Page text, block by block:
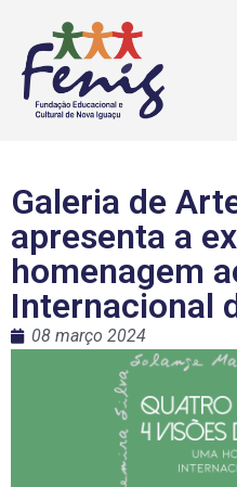
Galeria de
apresenta a
homenagem
Internacional
08 março 2024